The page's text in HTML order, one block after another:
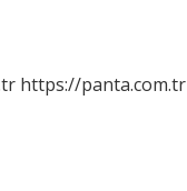
https://panta.com.tr